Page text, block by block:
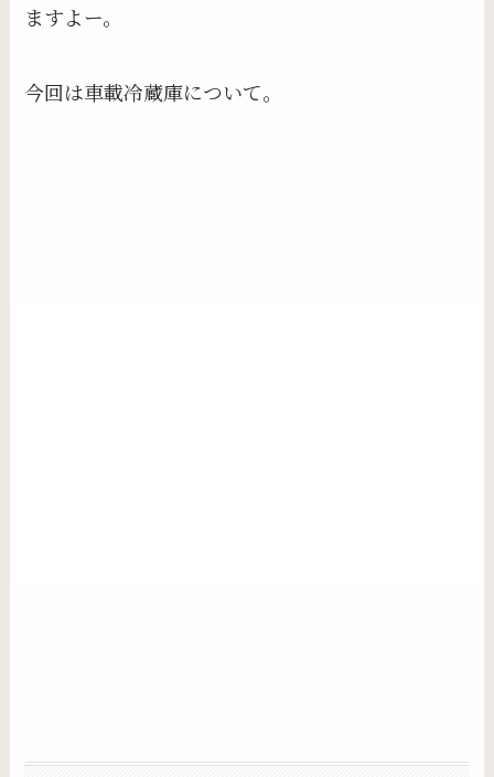
ますよー。
今回は車載冷蔵庫について。